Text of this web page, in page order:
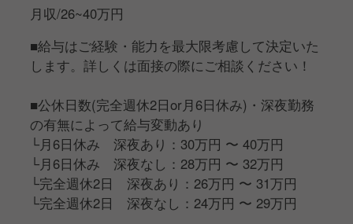
年齢や社歴に関係なくキャリアアップできる評価制度
ができます。
月収/26~40万円
■給与はご経験・能力を最大限考慮して決定いた
します。詳しくは面接の際にご相談ください！
■公休日数(完全週休2日or月6日休み)・深夜勤務
の有無によって給与変動あり
└月6日休み 深夜あり：30万円 〜 40万円
└月6日休み 深夜なし：28万円 〜 32万円
└完全週休2日 深夜あり：26万円 〜 31万円
└完全週休2日 深夜なし：24万円 〜 29万円